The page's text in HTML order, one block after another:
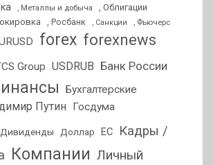
, Металлы и добыча , Облигации
, Росбанк , Санкции , Фьючерс
forex forexnews
Group USDRUB Банк России
Бухгалтерские
Путин Госдума
Дивиденды Доллар ЕС
Кадры /
Компании Личный